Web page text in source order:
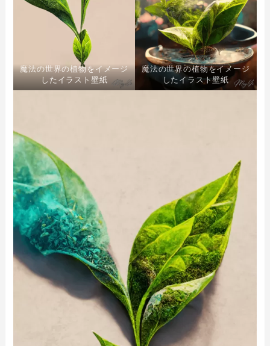
魔法の世界の植物をイメージ
したイラスト壁紙
魔法の世界の植物をイメージ
したイラスト壁紙